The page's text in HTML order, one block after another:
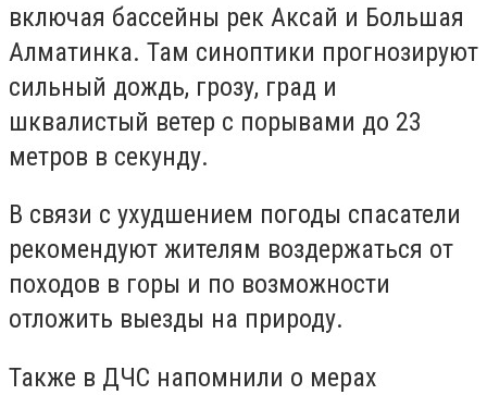
включая бассейны рек Аксай и Большая
Алматинка. Там синоптики прогнозируют
сильный дождь, грозу, град и
шквалистый ветер с порывами до 23
метров в секунду.
В связи с ухудшением погоды спасатели
рекомендуют жителям воздержаться от
походов в горы и по возможности
отложить выезды на природу.
Также в ДЧС напомнили о мерах